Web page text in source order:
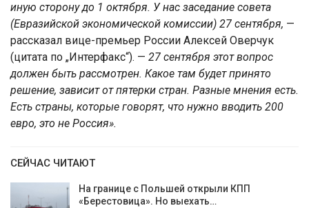
иную сторону до 1 октября. У нас заседание совета
(Евразийской экономической комиссии) 27 сентября, —
рассказал вице-премьер России Алексей Оверчук
(цитата по „Интерфакс“). — 27 сентября этот вопрос
должен быть рассмотрен. Какое там будет принято
решение, зависит от пятерки стран. Разные мнения есть.
Есть страны, которые говорят, что нужно вводить 200
евро, это не Россия».
СЕЙЧАС ЧИТАЮТ
На границе с Польшей открыли КПП
«Берестовица». Но выехать…